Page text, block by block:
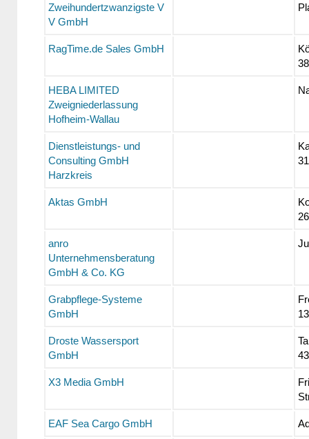
Zweihundertzwanzigste V
V GmbH
RagTime.de Sales GmbH
38
HEBA LIMITED
Zweigniederlassung
Hofheim-Wallau
Dienstleistungs- und
Consulting GmbH
Harzkreis
31
Aktas GmbH
26
anro
Unternehmensberatung
GmbH & Co. KG
Grabpflege-Systeme
GmbH
13
Droste Wassersport
GmbH
43
X3 Media GmbH
EAF Sea Cargo GmbH